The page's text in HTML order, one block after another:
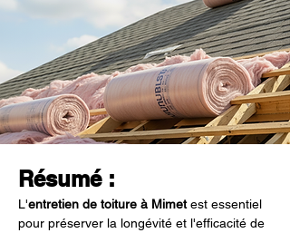
Résumé :
L'entretien de toiture à Mimet est essentiel
pour préserver la longévité et l'efficacité de